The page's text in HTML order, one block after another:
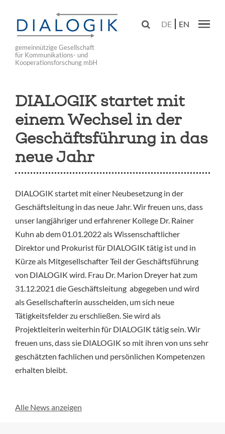
main
navigation
gemeinnützige Gesellschaft
für Kommunikations- und
Kooperationsforschung mbH
 DE EN
DIALOGIK startet mit
einem Wechsel in der
Geschäftsführung in das
neue Jahr
DIALOGIK startet mit einer Neubesetzung in der
Geschäftsleitung in das neue Jahr. Wir freuen uns, dass
unser langjähriger und erfahrener Kollege Dr. Rainer
Kuhn ab dem 01.01.2022 als Wissenschaftlicher
Direktor und Prokurist für DIALOGIK tätig ist und in
Kürze als Mitgesellschafter Teil der Geschäftsführung
von DIALOGIK wird. Frau Dr. Marion Dreyer hat zum
31.12.2021 die Geschäftsleitung abgegeben und wird
als Gesellschafterin ausscheiden, um sich neue
Tätigkeitsfelder zu erschließen. Sie wird als
Projektleiterin weiterhin für DIALOGIK tätig sein. Wir
freuen uns, dass sie DIALOGIK so mit ihren von uns sehr
geschätzten fachlichen und persönlichen Kompetenzen
erhalten bleibt.
Alle News anzeigen